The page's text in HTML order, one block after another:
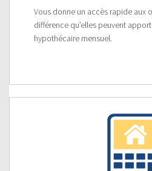
Vous donne un accès rapide aux
différence qu’elles peuvent
hypothécaire mensuel.